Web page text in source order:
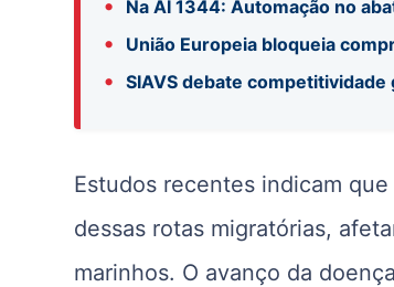
• Na AI 1344: Automação no
• União Europeia bloqueia
• SIAVS debate
Estudos recentes indicam
dessas rotas migratórias,
marinhos. O avanço da